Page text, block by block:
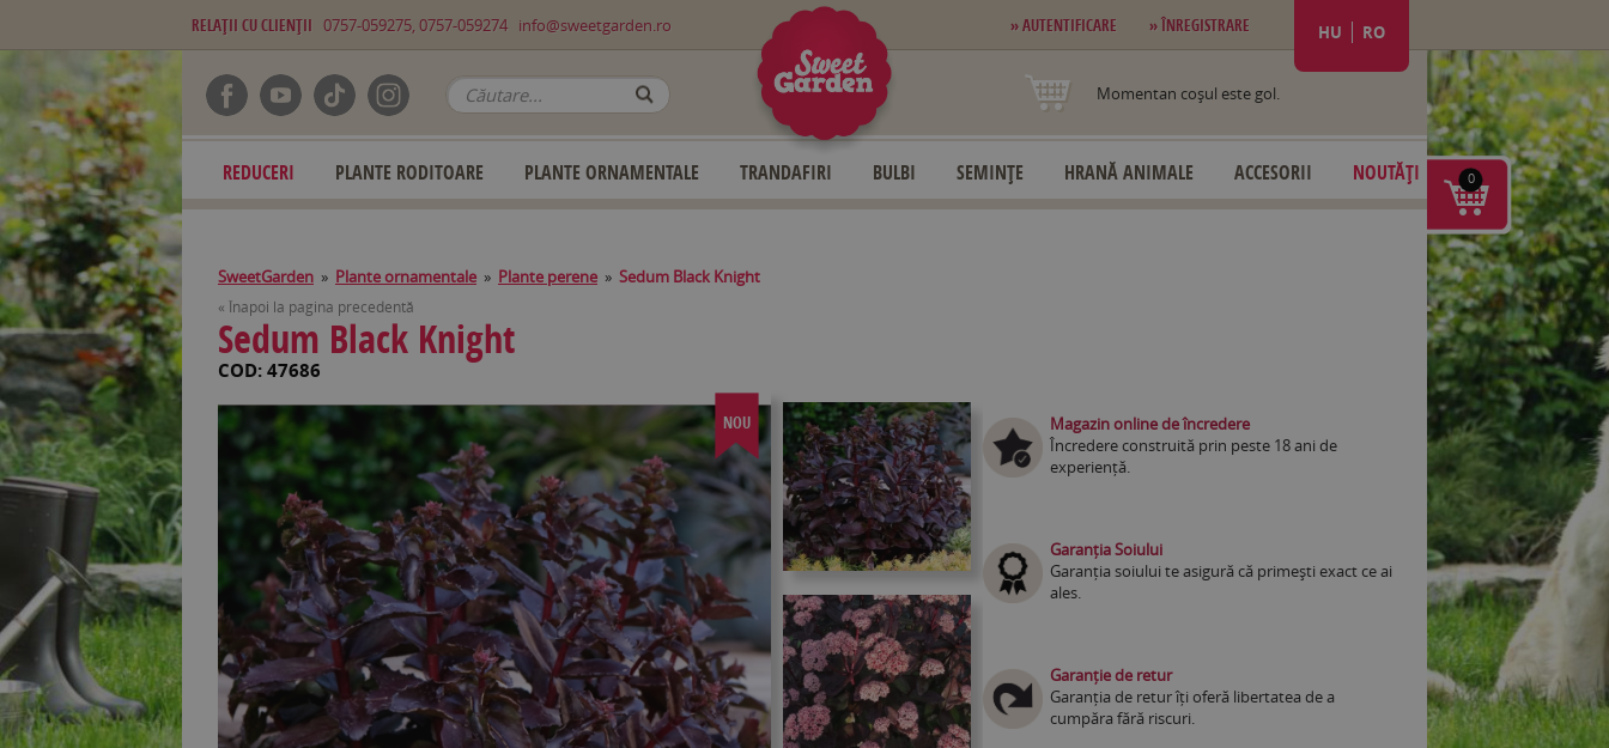
RELAŢII CU CLIENŢII 0757-059275, 0757-059274 info@sweetgarden.ro » AUTENTIFICARE » ÎNREGISTRARE HU RO
Momentan coşul este gol.
REDUCERI PLANTE RODITOARE PLANTE ORNAMENTALE TRANDAFIRI BULBI SEMINȚE HRANĂ ANIMALE ACCESORII NOUTĂȚI
SweetGarden » Plante ornamentale » Plante perene » Sedum Black Knight
« Înapoi la pagina precedentă
Sedum Black Knight
COD: 47686
NOU
Magazin online de încredere
Încredere construită prin peste 18 ani de
experiență.
Garanția Soiului
Garanția soiului te asigură că primești exact ce ai
ales.
Garanție de retur
Garanția de retur îți oferă libertatea de a
cumpăra fără riscuri.
0